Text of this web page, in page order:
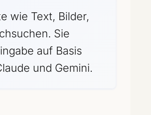
wie Text, Bilder,
Sie
auf Basis
und Gemini.